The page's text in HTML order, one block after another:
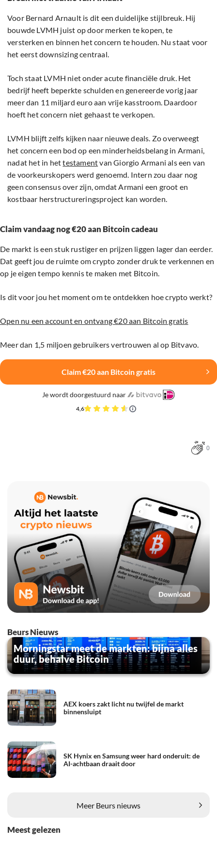
Voor Bernard Arnault is dit een duidelijke stijlbreuk. Hij
bouwde LVMH juist op door merken te kopen, te
versterken en binnen het concern te houden. Nu staat voor
het eerst downsizing centraal.
Toch staat LVMH niet onder acute financiële druk. Het
bedrijf heeft beperkte schulden en genereerde vorig jaar
meer dan 11 miljard euro aan vrije kasstroom. Daardoor
hoeft het concern niet gehaast te verkopen.
LVMH blijft zelfs kijken naar nieuwe deals. Zo overweegt
het concern een bod op een minderheidsbelang in Armani,
nadat het in hettestamentvan Giorgio Armani als een van
de voorkeurskopers werd genoemd. Intern zou daar nog
geen consensus over zijn, omdat Armani een groot en
kostbaar herstructureringsproject kan worden.
Claim vandaag nog €20 aan Bitcoin cadeau
De markt is een stuk rustiger en prijzen liggen lager dan eerder.
Dat geeft jou de ruimte om crypto zonder druk te verkennen en
op je eigen tempo kennis te maken met Bitcoin.
Is dit voor jou het moment om te ontdekken hoe crypto werkt?
Open nu een account en ontvang €20 aan Bitcoin gratis
Meer dan 1,5 miljoen gebruikers vertrouwen al op Bitvavo.
Claim €20 aan Bitcoin gratis
Je wordt doorgestuurd naar
4,6
0
Beurs Nieuws
Morningstar meet de markten: bijna alles
duur, behalve Bitcoin
AEX koers zakt licht nu twijfel de markt
binnensluipt
SK Hynix en Samsung weer hard onderuit: de
AI-achtbaan draait door
Meer Beurs nieuws
Meest gelezen